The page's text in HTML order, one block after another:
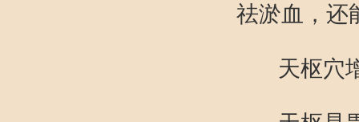
祛淤血，
天枢穴